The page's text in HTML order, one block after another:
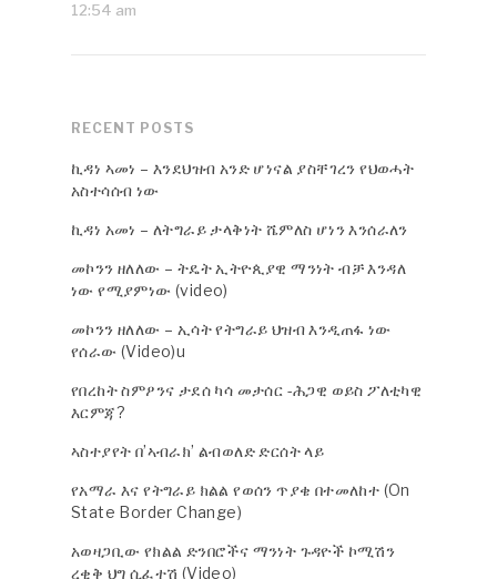
12:54 am
RECENT POSTS
ኪዳነ ኣመነ – እንደህዝብ አንድ ሆነናል ያስቸገረን የህወሓት
አስተሳሰብ ነው
ኪዳነ አመነ – ለትግራይ ታላቅነት ሼምለስ ሆነን እንሰራለን
መኮንን ዘለለው – ትዴት ኢትዮጲያዊ ማንነት ብቻ እንዳለ
ነው የሚያምነው (video)
መኮንን ዘለለው – ኢሳት የትግራይ ህዝብ እንዲጠፋ ነው
የሰራው (Video)u
የበረከት ስምዖንና ታደሰ ካሳ መታሰር -ሕጋዊ ወይስ ፖለቲካዊ
እርምጃ?
ኣስተያየት በ’ኣብራክ’ ልብወለድ ድርሰት ላይ
የአማራ እና የትግራይ ክልል የወሰን ጥያቄ በተመለከተ (On
State Border Change)
አወዛጋቢው የክልል ድንበሮችና ማንነት ጉዳዮች ኮሚሽን
ረቂቅ ህግ ሲፈተሽ (Video)